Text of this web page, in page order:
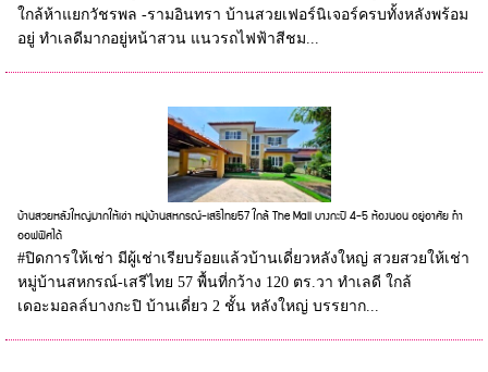
ใกล้ห้าแยกวัชรพล -รามอินทรา บ้านสวยเฟอร์นิเจอร์ครบทั้งหลังพร้อม
อยู่ ทำเลดีมากอยู่หน้าสวน แนวรถไฟฟ้าสีชม...
บ้านสวยหลังใหญ่มากให้เช่า หมู่บ้านสหกรณ์-เสรีไทย57 ใกล้ The Mall บางกะปิ 4-5 ห้องนอน อยู่อาศัย ทำ
ออฟฟิศได้
#ปิดการให้เช่า มีผู้เช่าเรียบร้อยแล้วบ้านเดี่ยวหลังใหญ่ สวยสวยให้เช่า
หมู่บ้านสหกรณ์-เสรีไทย 57 พื้นที่กว้าง 120 ตร.วา ทำเลดี ใกล้
เดอะมอลล์บางกะปิ บ้านเดี่ยว 2 ชั้น หลังใหญ่ บรรยาก...